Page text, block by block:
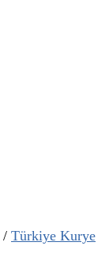
/ Türkiye Kurye